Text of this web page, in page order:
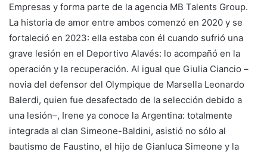
Empresas y forma parte de la agencia MB Talents Group.
La historia de amor entre ambos comenzó en 2020 y se
fortaleció en 2023: ella estaba con él cuando sufrió una
grave lesión en el Deportivo Alavés: lo acompañó en la
operación y la recuperación. Al igual que Giulia Ciancio –
novia del defensor del Olympique de Marsella Leonardo
Balerdi, quien fue desafectado de la selección debido a
una lesión–, Irene ya conoce la Argentina: totalmente
integrada al clan Simeone-Baldini, asistió no sólo al
bautismo de Faustino, el hijo de Gianluca Simeone y la